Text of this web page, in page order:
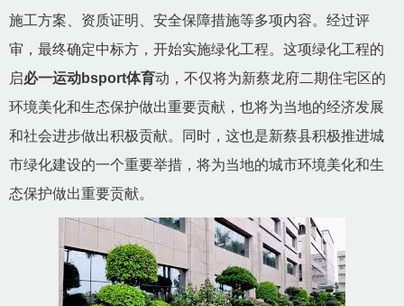
施工方案、资质证明、安全保障措施等多项内容。经过评
审，最终确定中标方，开始实施绿化工程。这项绿化工程的
启必一运动bsport体育动，不仅将为新蔡龙府二期住宅区的
环境美化和生态保护做出重要贡献，也将为当地的经济发展
和社会进步做出积极贡献。同时，这也是新蔡县积极推进城
市绿化建设的一个重要举措，将为当地的城市环境美化和生
态保护做出重要贡献。